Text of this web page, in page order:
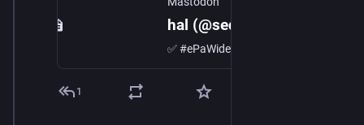
1